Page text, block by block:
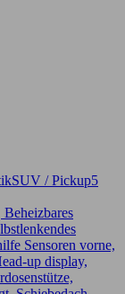
SUV / Pickup5
Sensoren vorne,
up display,